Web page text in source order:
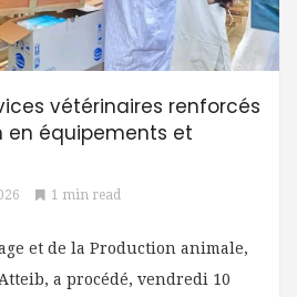
vétérinaires renforcés
en équipements et
1 min read
et de la Production animale,
a procédé, vendredi 10